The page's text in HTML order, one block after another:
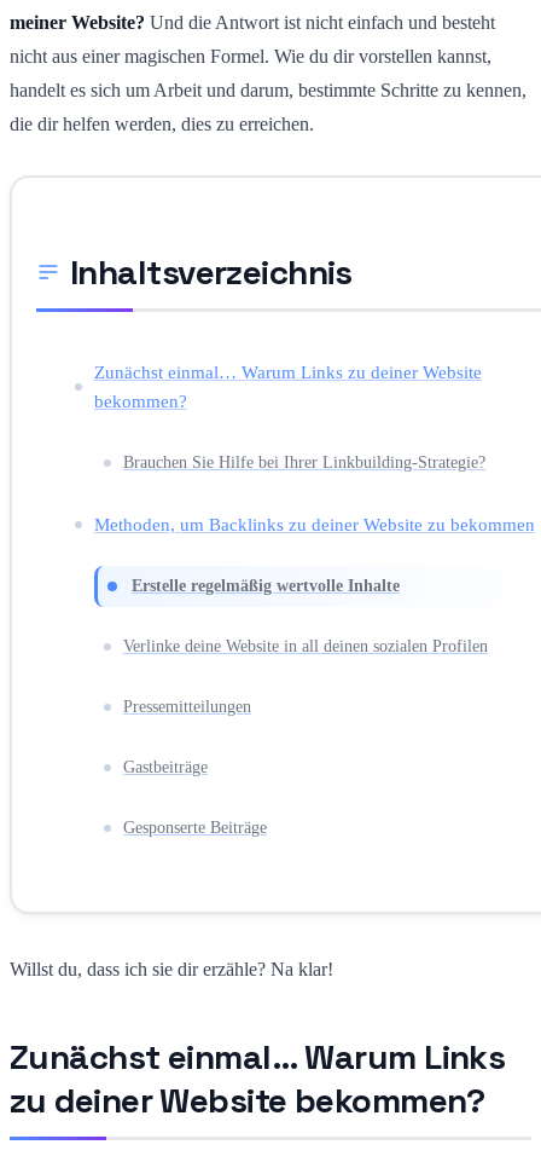
meiner Website? Und die Antwort ist nicht einfach und besteht
nicht aus einer magischen Formel. Wie du dir vorstellen kannst,
handelt es sich um Arbeit und darum, bestimmte Schritte zu kennen,
die dir helfen werden, dies zu erreichen.
Inhaltsverzeichnis
Zunächst einmal… Warum Links zu deiner Website
bekommen?
Brauchen Sie Hilfe bei Ihrer Linkbuilding-Strategie?
Methoden, um Backlinks zu deiner Website zu bekommen
Erstelle regelmäßig wertvolle Inhalte
Verlinke deine Website in all deinen sozialen Profilen
Pressemitteilungen
Gastbeiträge
Gesponserte Beiträge
Willst du, dass ich sie dir erzähle? Na klar!
Zunächst einmal… Warum Links
zu deiner Website bekommen?